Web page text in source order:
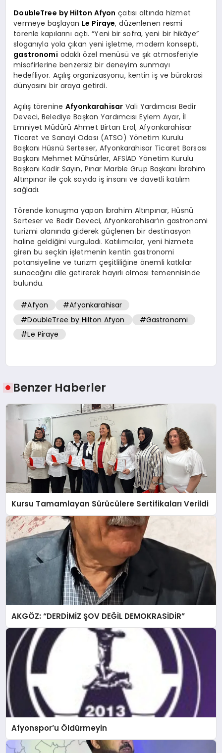
SPOR
YAŞAM
DoubleTree by Hilton Afyon çatısı altında hizmet
vermeye başlayan Le Piraye, düzenlenen resmi
törenle kapılarını açtı. “Yeni bir sofra, yeni bir hikâye”
sloganıyla yola çıkan yeni işletme, modern konsepti,
gastronomi odaklı özel menüsü ve şık atmosferiyle
misafirlerine benzersiz bir deneyim sunmayı
hedefliyor. Açılış organizasyonu, kentin iş ve bürokrasi
dünyasını bir araya getirdi.
Açılış törenineAfyonkarahisar Vali Yardımcısı Bedir
Deveci, Belediye Başkan Yardımcısı Eylem Ayar, İl
Emniyet Müdürü Ahmet Birtan Erol, Afyonkarahisar
Ticaret ve Sanayi Odası (ATSO) Yönetim Kurulu
Başkanı Hüsnü Serteser, Afyonkarahisar Ticaret Borsası
Başkanı Mehmet Mühsürler, AFSİAD Yönetim Kurulu
Başkanı Kadir Sayın, Pınar Marble Grup Başkanı İbrahim
Altınpınar ile çok sayıda iş insanı ve davetli katılım
sağladı.
Törende konuşma yapan İbrahim Altınpınar, Hüsnü
Serteser ve Bedir Deveci, Afyonkarahisar’ın gastronomi
turizmi alanında giderek güçlenen bir destinasyon
haline geldiğini vurguladı. Katılımcılar, yeni hizmete
giren bu seçkin işletmenin kentin gastronomi
potansiyeline ve turizm çeşitliliğine önemli katkılar
sunacağını dile getirerek hayırlı olması temennisinde
bulundu.
#Afyon
#Afyonkarahisar
#DoubleTree by Hilton Afyon
#Gastronomi
#Le Piraye
Benzer Haberler
Kursu Tamamlayan Sürücülere Sertifikaları Verildi
AKGÖZ: “DERDİMİZ ŞOV DEĞİL DEMOKRASİDİR”
Afyonspor’u Öldürmeyin